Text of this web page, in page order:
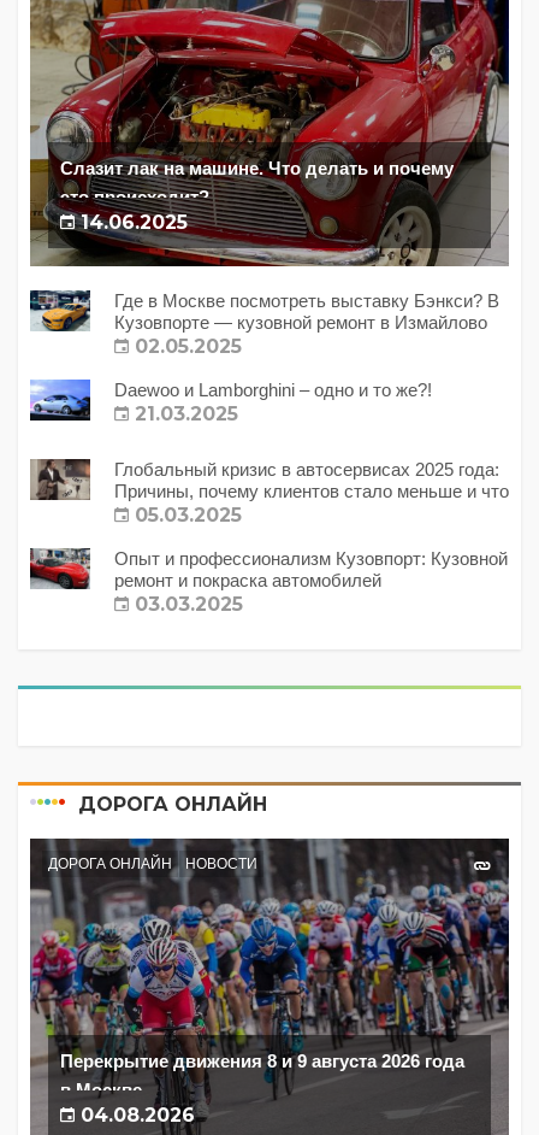
Слазит лак на машине. Что делать и почему
это происходит?
14.06.2025
Где в Москве посмотреть выставку Бэнкси? В
Кузовпорте — кузовной ремонт в Измайлово
02.05.2025
Daewoo и Lamborghini – одно и то же?!
21.03.2025
Глобальный кризис в автосервисах 2025 года:
Причины, почему клиентов стало меньше и что
с этим делать?
05.03.2025
Опыт и профессионализм Кузовпорт: Кузовной
ремонт и покраска автомобилей
03.03.2025
ДОРОГА ОНЛАЙН
ДОРОГА ОНЛАЙН НОВОСТИ
Перекрытие движения 8 и 9 августа 2026 года
в Москве
04.08.2026